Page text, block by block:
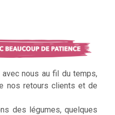
nous au fil du temps,
nos retours clients et de
des légumes, quelques